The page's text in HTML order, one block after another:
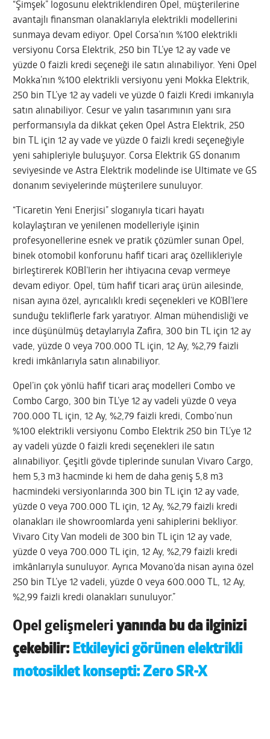
“Şimşek” logosunu elektriklendiren Opel, müşterilerine
avantajlı finansman olanaklarıyla elektrikli modellerini
sunmaya devam ediyor. Opel Corsa’nın %100 elektrikli
versiyonu Corsa Elektrik, 250 bin TL’ye 12 ay vade ve
yüzde 0 faizli kredi seçeneği ile satın alınabiliyor. Yeni Opel
Mokka’nın %100 elektrikli versiyonu yeni Mokka Elektrik,
250 bin TL’ye 12 ay vadeli ve yüzde 0 faizli Kredi imkanıyla
satın alınabiliyor. Cesur ve yalın tasarımının yanı sıra
performansıyla da dikkat çeken Opel Astra Elektrik, 250
bin TL için 12 ay vade ve yüzde 0 faizli kredi seçeneğiyle
yeni sahipleriyle buluşuyor. Corsa Elektrik GS donanım
seviyesinde ve Astra Elektrik modelinde ise Ultimate ve GS
donanım seviyelerinde müşterilere sunuluyor.
“Ticaretin Yeni Enerjisi” sloganıyla ticari hayatı
kolaylaştıran ve yenilenen modelleriyle işinin
profesyonellerine esnek ve pratik çözümler sunan Opel,
binek otomobil konforunu hafif ticari araç özellikleriyle
birleştirerek KOBİ’lerin her ihtiyacına cevap vermeye
devam ediyor. Opel, tüm hafif ticari araç ürün ailesinde,
nisan ayına özel, ayrıcalıklı kredi seçenekleri ve KOBİ’lere
sunduğu tekliflerle fark yaratıyor. Alman mühendisliği ve
ince düşünülmüş detaylarıyla Zafira, 300 bin TL için 12 ay
vade, yüzde 0 veya 700.000 TL için, 12 Ay, %2,79 faizli
kredi imkânlarıyla satın alınabiliyor.
Opel’in çok yönlü hafif ticari araç modelleri Combo ve
Combo Cargo, 300 bin TL’ye 12 ay vadeli yüzde 0 veya
700.000 TL için, 12 Ay, %2,79 faizli kredi, Combo’nun
%100 elektrikli versiyonu Combo Elektrik 250 bin TL’ye 12
ay vadeli yüzde 0 faizli kredi seçenekleri ile satın
alınabiliyor. Çeşitli gövde tiplerinde sunulan Vivaro Cargo,
hem 5,3 m3 hacminde ki hem de daha geniş 5,8 m3
hacmindeki versiyonlarında 300 bin TL için 12 ay vade,
yüzde 0 veya 700.000 TL için, 12 Ay, %2,79 faizli kredi
olanakları ile showroomlarda yeni sahiplerini bekliyor.
Vivaro City Van modeli de 300 bin TL için 12 ay vade,
yüzde 0 veya 700.000 TL için, 12 Ay, %2,79 faizli kredi
imkânlarıyla sunuluyor. Ayrıca Movano’da nisan ayına özel
250 bin TL’ye 12 vadeli, yüzde 0 veya 600.000 TL, 12 Ay,
%2,99 faizli kredi olanakları sunuluyor.”
Opel gelişmeleriyanında bu da ilginizi
çekebilir: Etkileyici görünen elektrikli
motosiklet konsepti: Zero SR-X